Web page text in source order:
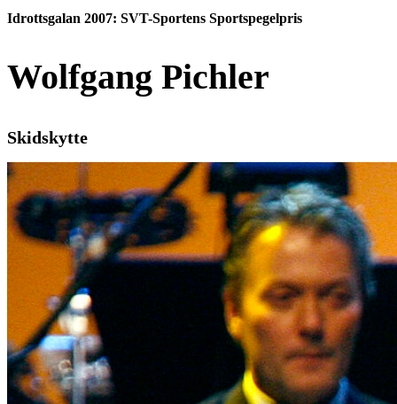
Idrottsgalan 2007: SVT-Sportens Sportspegelpris
Wolfgang Pichler
Skidskytte